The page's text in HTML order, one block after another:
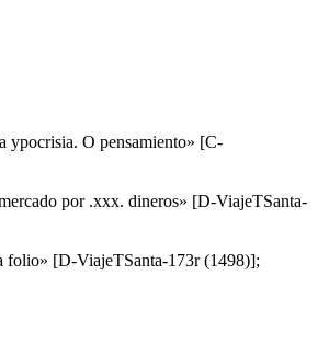
ypocrisia. O pensamiento» [C-
por .xxx. dineros» [D-ViajeTSanta-
folio» [D-ViajeTSanta-173r (1498)];